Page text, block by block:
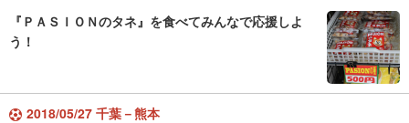
『ＰＡＳＩＯＮのタネ』を食べてみんなで応援しよ
う！
2018/05/27 千葉－熊本